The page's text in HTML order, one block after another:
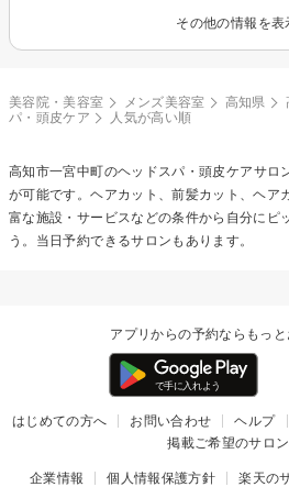
その他の情報を表
美容院・美容室 メンズ美容室 高知県
パ・頭皮ケア
人気が高い順
高知市一宮中町のヘッドスパ・頭皮ケアサロ
が可能です。ヘアカット、前髪カット、ヘア
富な施設・サービスなどの条件から自分にピ
う。当日予約できるサロンもあります。
アプリからの予約ならもっと
はじめての方へ お問い合わせ ヘルプ
掲載ご希望のサロ
企業情報 個人情報保護方針 楽天の